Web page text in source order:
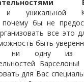
и уникальной
почему бы не
все это
быть
ни одну из
для Вас